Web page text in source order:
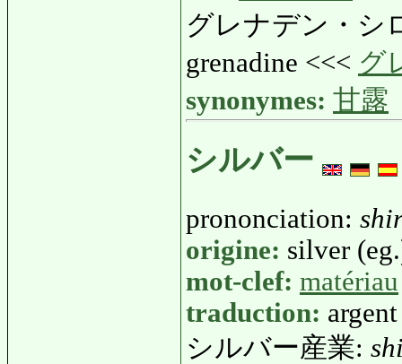
グレナデン・シ
grenadine <<< グ
synonymes: 甘露
シルバー
prononciation:
origine: silver
mot-clef: matériau
traduction: argent
シルバー産業: